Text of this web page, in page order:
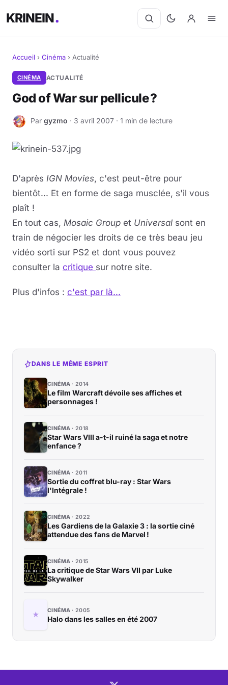
KRINEIN
Cinéma
Séries
Manga
BD
Livres
Jeux vidéo
Jeux de société
Musique
Sciences & Tech
Accueil › Cinéma › Actualité
CINÉMA ACTUALITÉ
God of War sur pellicule ?
G Par gyzmo · 3 avril 2007 · 1 min de lecture
D'après IGN Movies, c'est peut-être pour
bientôt... Et en forme de saga musclée, s'il vous
plaît !
En tout cas, Mosaic Group et Universal sont en
train de négocier les droits de ce très beau jeu
vidéo sorti sur PS2 et dont vous pouvez
consulter la critique sur notre site.
Plus d'infos : c'est par là...
DANS LE MÊME ESPRIT
CINÉMA 2014
Le film Warcraft dévoile ses affiches et
personnages !
CINÉMA 2018
Star Wars VIII a-t-il ruiné la saga et notre
enfance ?
CINÉMA 2011
Sortie du coffret blu-ray : Star Wars
l'Intégrale !
CINÉMA 2022
Les Gardiens de la Galaxie 3 : la sortie ciné
attendue des fans de Marvel !
CINÉMA 2015
La critique de Star Wars VII par Luke
Skywalker
CINÉMA 2005
Halo dans les salles en été 2007